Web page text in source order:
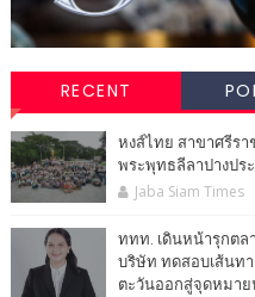
RECENT
หงส์ไทย สาขาศรีร
พระพุทธลีลาปางปร
Jaba Siam Times
ททท. เดินหน้ารุกตล
บริษัท ทดสอบเส้นท
ตะวันออกสู่จุดหมา